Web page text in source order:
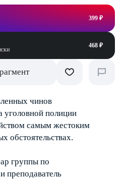
399 ₽
468 ₽
чинов
уголовной полиции
самым жестоким
обстоятельствах.
группы по
преподаватель